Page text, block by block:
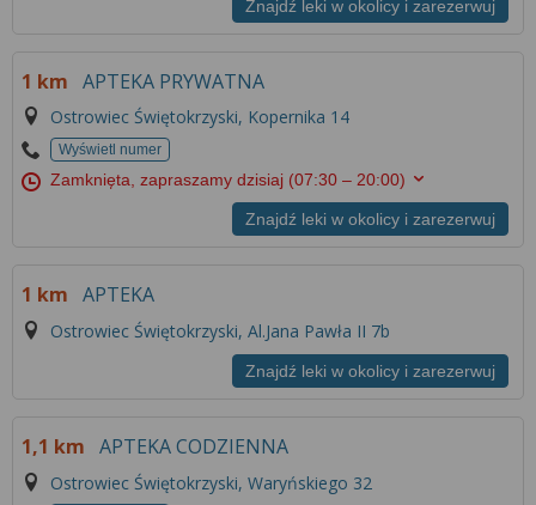
Znajdź leki w okolicy i zarezerwuj
1 km APTEKA PRYWATNA
Ostrowiec Świętokrzyski, Kopernika 14
Wyświetl numer
Zamknięta, zapraszamy dzisiaj (07:30 – 20:00)
Znajdź leki w okolicy i zarezerwuj
1 km APTEKA
Ostrowiec Świętokrzyski, Al.Jana Pawła II 7b
Znajdź leki w okolicy i zarezerwuj
1,1 km APTEKA CODZIENNA
Ostrowiec Świętokrzyski, Waryńskiego 32